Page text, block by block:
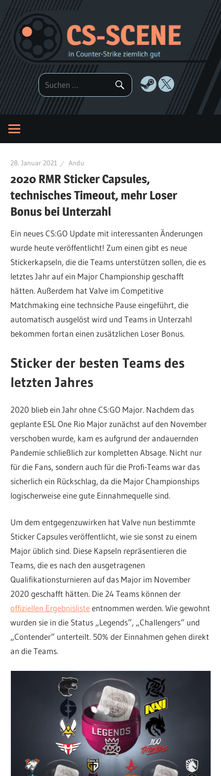
Zum
Inhalt
springen
28. Januar 2021 Andu
2020 RMR Sticker Capsules,
technisches Timeout, mehr Loser
Bonus bei Unterzahl
Ein neues CS:GO Update mit interessanten Änderungen
wurde heute veröffentlicht! Zum einen gibt es neue
Stickerkapseln, die die Teams unterstützen sollen, die es
letztes Jahr auf ein Major Championship geschafft
hätten. Außerdem hat Valve im Competitive
Matchmaking eine technsiche Pause eingeführt, die
automatisch ausgelöst wird und Teams in Unterzahl
bekommen fortan einen zusätzlichen Loser Bonus.
Sticker der besten Teams des
letzten Jahres
2020 blieb ein Jahr ohne CS:GO Major. Nachdem das
geplante ESL One Rio Major zunächst auf den November
verschoben wurde, kam es aufgrund der andauernden
Pandemie schließlich zur kompletten Absage. Nicht nur
für die Fans, sondern auch für die Profi-Teams war das
sicherlich ein Rückschlag, da die Major Championships
logischerweise eine gute Einnahmequelle sind.
Um dem entgegenzuwirken hat Valve nun bestimmte
Sticker Capsules veröffentlicht, wie sie sonst zu einem
Major üblich sind. Diese Kapseln repräsentieren die
Teams, die es nach den ausgetragenen
Qualifikationsturnieren auf das Major im November
2020 geschafft hätten. Die 24 Teams können der
offiziellen Ergebnislisteentnommen werden. Wie gewohnt
wurden sie in die Status „Legends“, „Challengers“ und
„Contender“ unterteilt. 50% der Einnahmen gehen direkt
an die Teams.